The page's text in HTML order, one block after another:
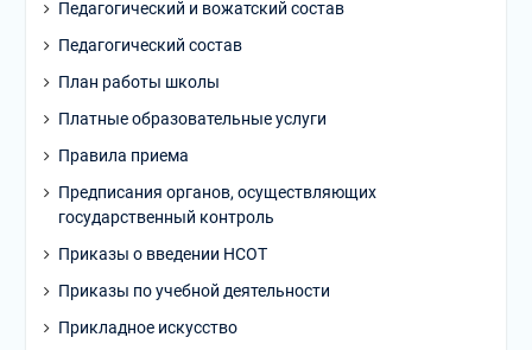
Педагогический и вожатский состав
Педагогический состав
План работы школы
Платные образовательные услуги
Правила приема
Предписания органов, осуществляющих
государственный контроль
Приказы о введении НСОТ
Приказы по учебной деятельности
Прикладное искусство